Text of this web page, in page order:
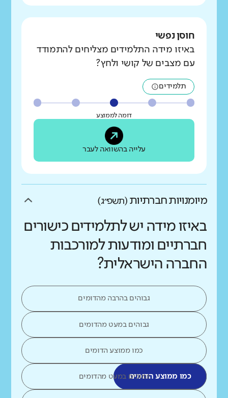
חוסן נפשי
באיזו מידה התלמידים מצליחים להתמודד
עם מצבים של קושי ולחץ?
תלמידים
דומה לממוצע
עלייה בהשוואה לעבר
מיומנויות חברתיות (תשפ״ג)
באיזו מידה יש לתלמידים כישורים
חברתיים ומודעות למורכבות
החברה הישראלית?
גבוהים בהרבה מהדומים
גבוהים במעט מהדומים
כמו ממוצע הדומים
כמו ממוצע הדומיםנמוכים במעט מהדומים